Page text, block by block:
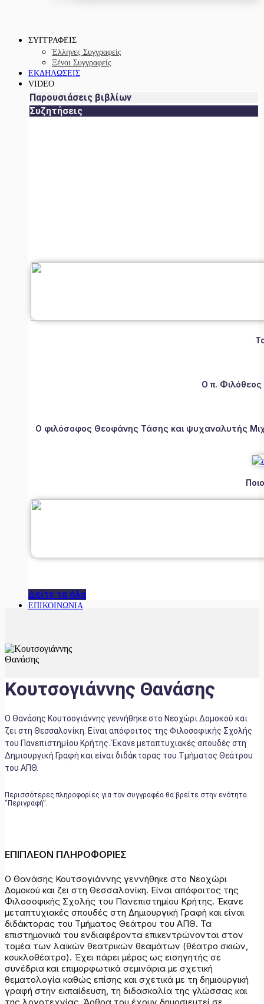
ΣΥΓΓΡΑΦΕΙΣ
Έλληνες Συγγραφείς
Ξένοι Συγγραφείς
ΕΚΔΗΛΩΣΕΙΣ
VIDEO
Παρουσιάσεις βιβλίων
Συζητήσεις
Ο π.
Ο φιλόσοφος Θεοφάνης Τάσης και ψυχαναλυτής
Δείτε τα όλα
ΕΠΙΚΟΙΝΩΝΙΑ
Κουτσογιάννης Θανάσης
Ο Θανάσης Κουτσογιάννης γεννήθηκε στο Νεοχώρι Δομοκού και
ζει στη Θεσσαλονίκη. Είναι απόφοιτος της Φιλοσοφικής Σχολής
του Πανεπιστημίου Κρήτης. Έκανε μεταπτυχιακές σπουδές στη
Δημιουργική Γραφή και είναι διδάκτορας του Τμήματος Θεάτρου
του ΑΠΘ.
Περισσότερες πληροφορίες για τον συγγραφέα θα βρείτε στην ενότητα
“Περιγραφή”.
ΕΠΙΠΛΕΟΝ ΠΛΗΡΟΦΟΡΙΕΣ
Ο Θανάσης Κουτσογιάννης γεννήθηκε στο Νεοχώρι
Δομοκού και ζει στη Θεσσαλονίκη. Είναι απόφοιτος της
Φιλοσοφικής Σχολής του Πανεπιστημίου Κρήτης. Έκανε
μεταπτυχιακές σπουδές στη Δημιουργική Γραφή και είναι
διδάκτορας του Τμήματος Θεάτρου του ΑΠΘ. Τα
επιστημονικά του ενδιαφέροντα επικεντρώνονται στον
τομέα των λαϊκών θεατρικών θεαμάτων (θέατρο σκιών,
κουκλοθέατρο). Έχει πάρει μέρος ως εισηγητής σε
συνέδρια και επιμορφωτικά σεμινάρια με σχετική
θεματολογία καθώς επίσης και σχετικά με τη δημιουργική
γραφή στην εκπαίδευση, τη διδασκαλία της γλώσσας και